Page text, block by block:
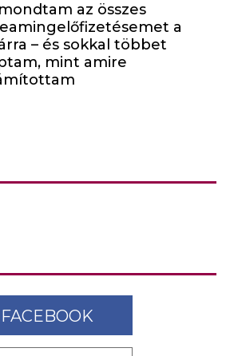
az összes
a
– és sokkal többet
mint amire
FACEBOOK